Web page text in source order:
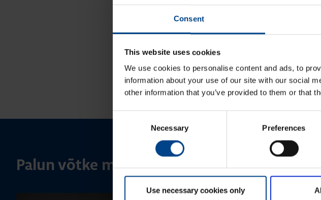
Consent
This website uses cookies
We use cookies to personalise content and ads, to
information about your use of our site with our social
other information that you’ve provided to them or that
Necessary Preferences
Use necessary cookies only
Palun võtke meiega ühendust